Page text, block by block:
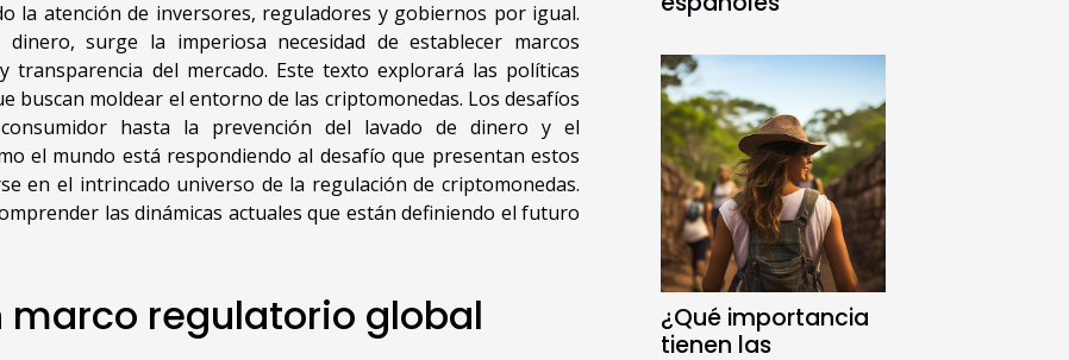
la atención de inversores, reguladores y gobiernos por igual.
surge la imperiosa necesidad de establecer marcos
del mercado. Este texto explorará las políticas
buscan moldear el entorno de las criptomonedas. Los desafíos
hasta la prevención del lavado de dinero y el
el mundo está respondiendo al desafío que presentan estos
en el intrincado universo de la regulación de criptomonedas.
las dinámicas actuales que están definiendo el futuro
marco regulatorio global
¿Qué importancia
tienen las